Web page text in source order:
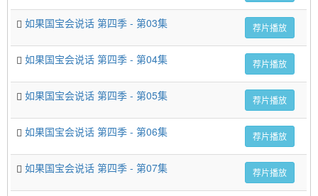
如果国宝会说话 第四季 - 第03集 荐片播放
如果国宝会说话 第四季 - 第04集 荐片播放
如果国宝会说话 第四季 - 第05集 荐片播放
如果国宝会说话 第四季 - 第06集 荐片播放
如果国宝会说话 第四季 - 第07集 荐片播放